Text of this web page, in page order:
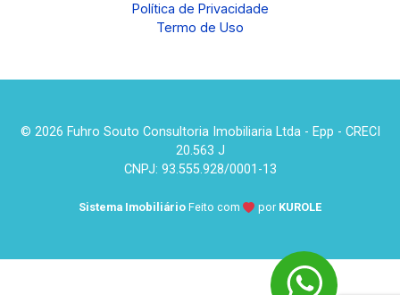
Política de Privacidade
Termo de Uso
© 2026 Fuhro Souto Consultoria Imobiliaria Ltda - Epp - CRECI
20.563 J
CNPJ: 93.555.928/0001-13
Sistema Imobiliário Feito com por KUROLE